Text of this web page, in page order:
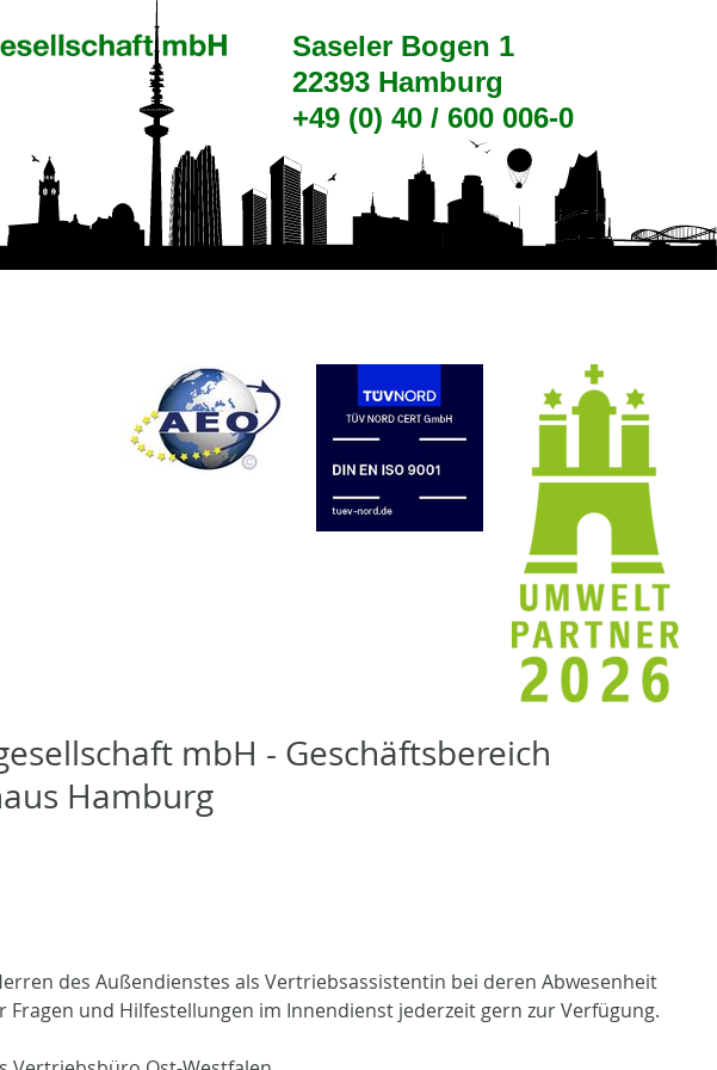
mbH - Geschäftsbereich
Hamburg
des Außendienstes als Vertriebsassistentin bei deren Abwesenheit
und Hilfestellungen im Innendienst jederzeit gern zur Verfügung.